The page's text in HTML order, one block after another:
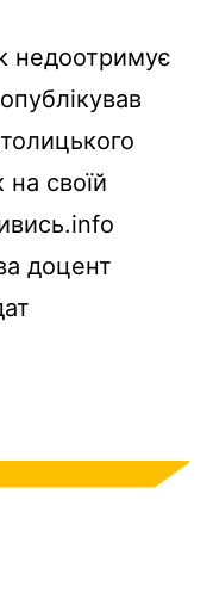
недоотримує
на своїй
доцент